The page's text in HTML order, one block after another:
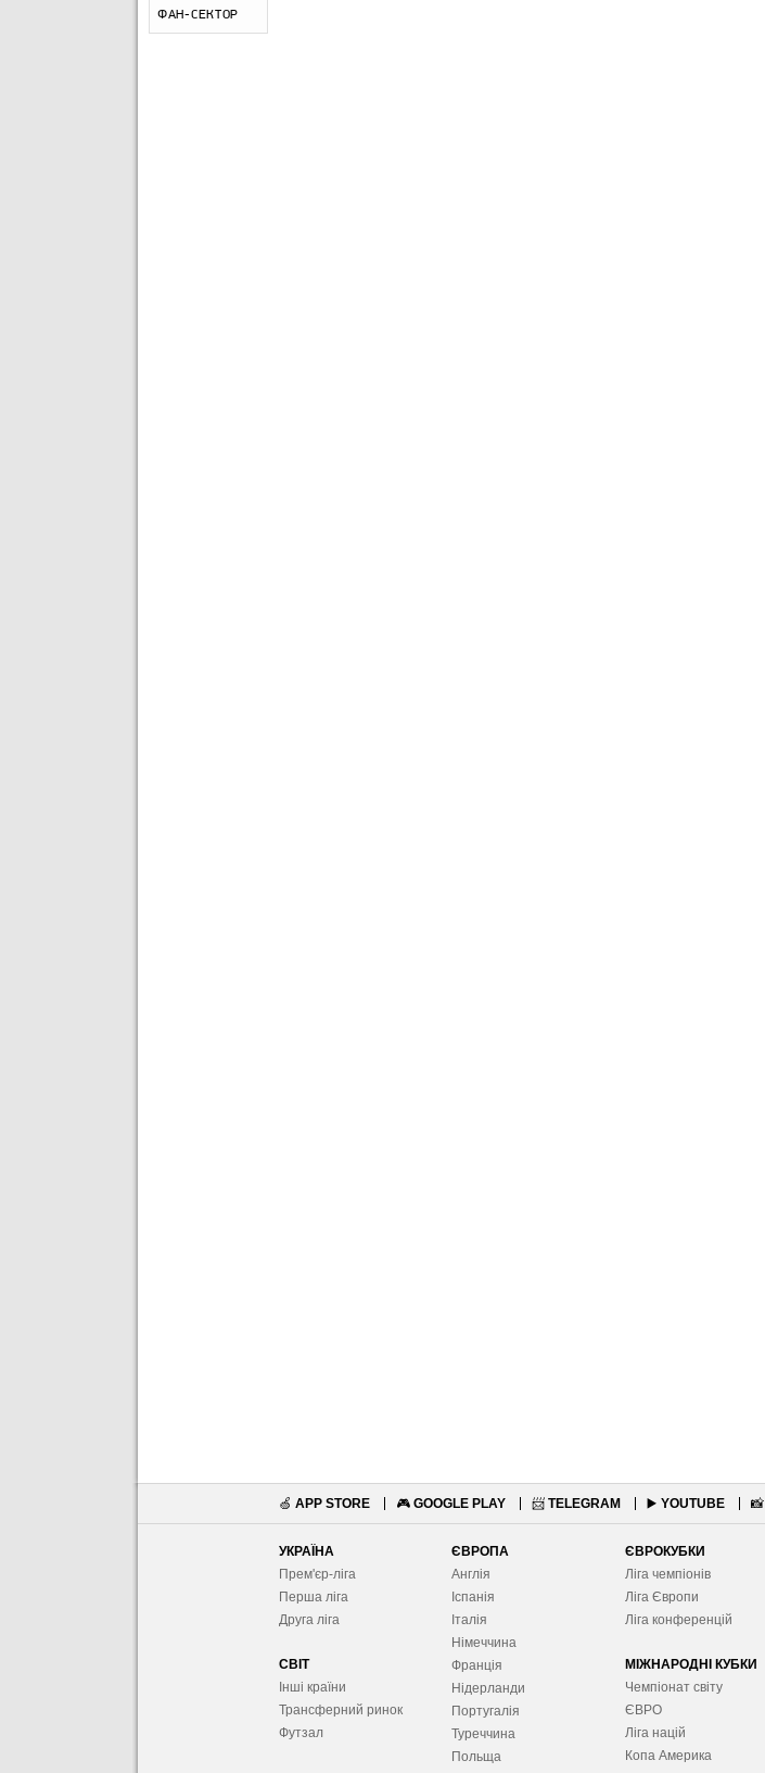
ФАН-СЕКТОР
🍏 APP STORE 🎮 GOOGLE PLAY 📨 TELEGRAM ▶️ YOUTUBE 📸
УКРАЇНА
Прем'єр-ліга
Перша ліга
Друга ліга
СВІТ
Інші країни
Трансферний ринок
Футзал
ЄВРОПА
Англія
Іспанія
Італія
Німеччина
Франція
Нідерланди
Португалія
Туреччина
Польща
ЄВРОКУБКИ
Ліга чемпіонів
Ліга Європи
Ліга конференцій
МІЖНАРОДНІ КУБКИ
Чемпіонат світу
ЄВРО
Ліга націй
Копа Америка